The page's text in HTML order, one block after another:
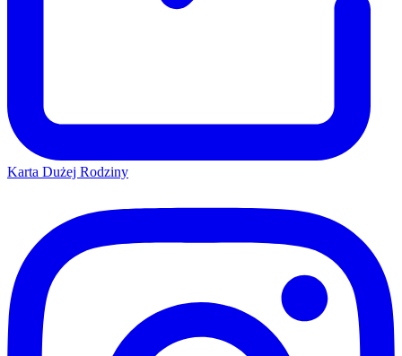
Karta Dużej Rodziny